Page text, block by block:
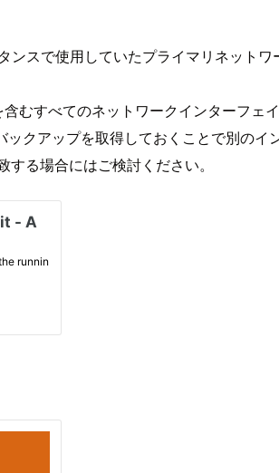
スで使用していたプライマリネット
むすべてのネットワークインターフェ
クアップを取得しておくことで別のイ
る場合にはご検討ください。